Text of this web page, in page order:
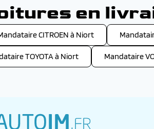
en
CITROEN à Niort
TOYOTA à Niort Mandataire